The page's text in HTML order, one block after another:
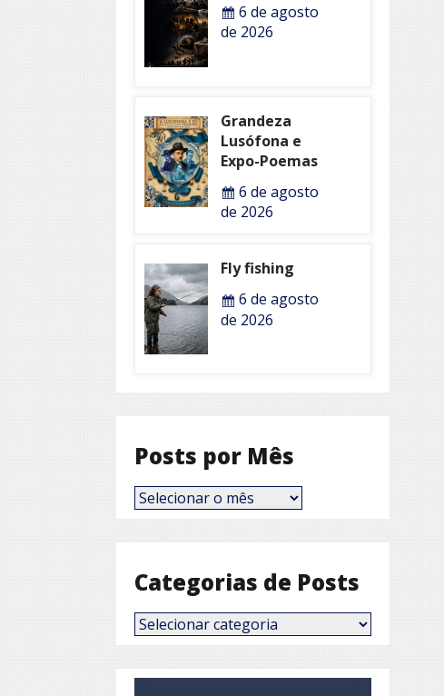
6 de agosto
de 2026
Grandeza
Lusófona e
Expo-Poemas
6 de agosto
de 2026
Fly fishing
6 de agosto
de 2026
Posts por Mês
Posts
por
Categorias de Posts
Categorias
de